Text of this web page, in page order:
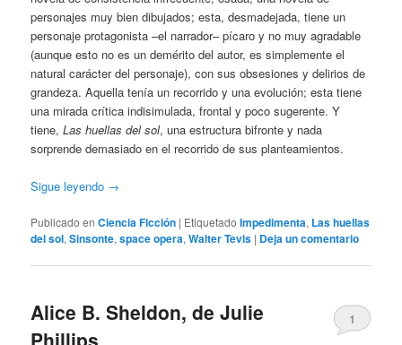
personajes muy bien dibujados; esta, desmadejada, tiene un
personaje protagonista –el narrador– pícaro y no muy agradable
(aunque esto no es un demérito del autor, es simplemente el
natural carácter del personaje), con sus obsesiones y delirios de
grandeza. Aquella tenía un recorrido y una evolución; esta tiene
una mirada crítica indisimulada, frontal y poco sugerente. Y
tiene,Las huellas del sol, una estructura bifronte y nada
sorprende demasiado en el recorrido de sus planteamientos.
Sigue leyendo →
Publicado en Ciencia Ficción | Etiquetado Impedimenta, Las huellas
del sol,Sinsonte,space opera,Walter Tevis | Deja un comentario
Alice B. Sheldon, de Julie
1